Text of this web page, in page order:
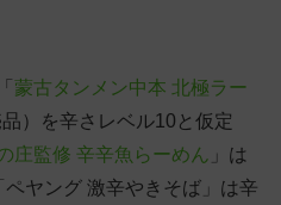
蒙古タンメン中本 北極ラー
）を辛さレベル10と仮定
庄監修 辛辛魚らーめん 」は
ヤング 激辛やきそば」は辛